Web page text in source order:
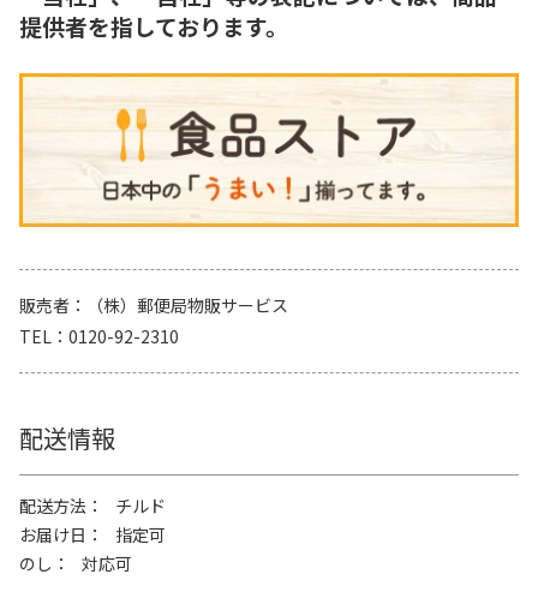
提供者を指しております。
販売者
（株）郵便局物販サービス
TEL
0120-92-2310
配送情報
配送方法
チルド
お届け日
指定可
のし
対応可